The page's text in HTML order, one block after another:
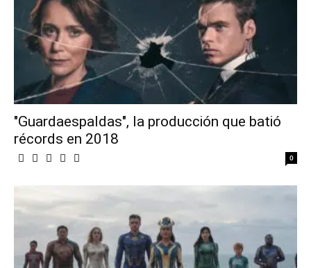
"Guardaespaldas", la producción que batió
récords en 2018
0